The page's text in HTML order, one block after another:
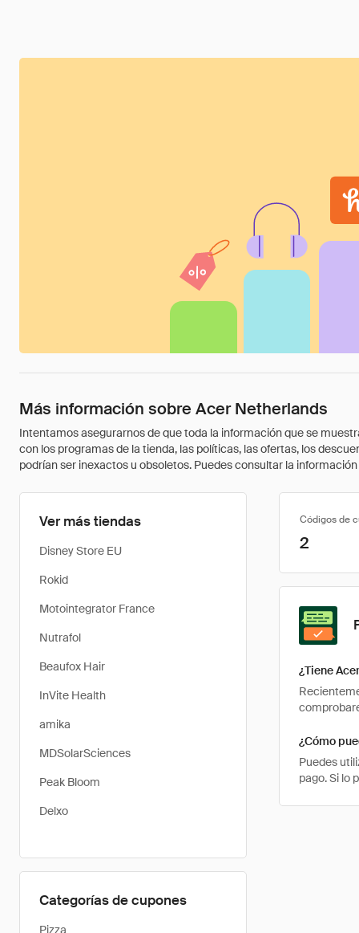
Más información sobre Acer Netherlands
Intentamos asegurarnos de que toda la información que se
con los programas de la tienda, las políticas, las ofertas, los
podrían ser inexactos u obsoletos. Puedes consultar la
Ver más tiendas
Disney Store EU
Rokid
Motointegrator France
Nutrafol
Beaufox Hair
InVite Health
amika
MDSolarSciences
Peak Bloom
Delxo
Categorías de cupones
Pizza
Códigos de
2
¿Tiene
¿Cómo
Puedes
pago. Si lo